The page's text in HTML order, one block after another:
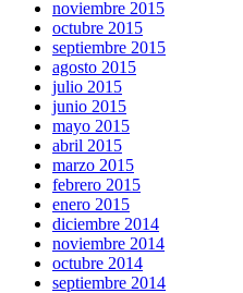
noviembre 2015
octubre 2015
septiembre 2015
agosto 2015
julio 2015
junio 2015
mayo 2015
abril 2015
marzo 2015
febrero 2015
enero 2015
diciembre 2014
noviembre 2014
octubre 2014
septiembre 2014